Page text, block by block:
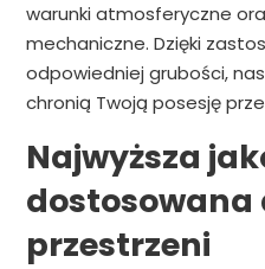
warunki atmosferyczne
mechaniczne. Dzięki
odpowiedniej grubości,
chronią Twoją posesję
Najwyższa
dostosowana
przestrzeni